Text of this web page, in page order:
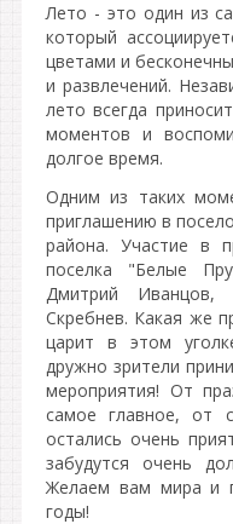
Лето - это один из
который
цветами и
и развлечений.
лето всегда
моментов и
долгое время.
Одним из таких
приглашению в
района. Участие в
поселка "Белые
Дмитрий
Скребнев. Какая же
царит в этом
дружно зрители
мероприятия! От
самое главное, от
остались очень
забудутся очень
Желаем вам мира и
годы!